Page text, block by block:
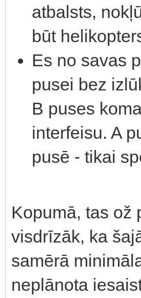
atbalsts,
būt
Es no savas
pusei bez
B puses
interfeisu. A
pusē - tikai
Kopumā, tas ož
visdrīzāk, ka
samērā
neplānota